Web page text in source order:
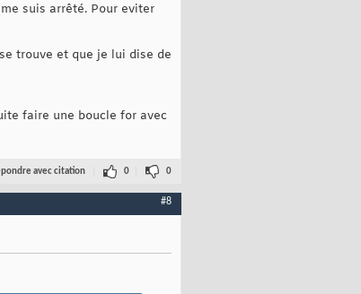
suis arrêté. Pour eviter
trouve et que je lui dise de
faire une boucle for avec
avec citation 0 0
#8